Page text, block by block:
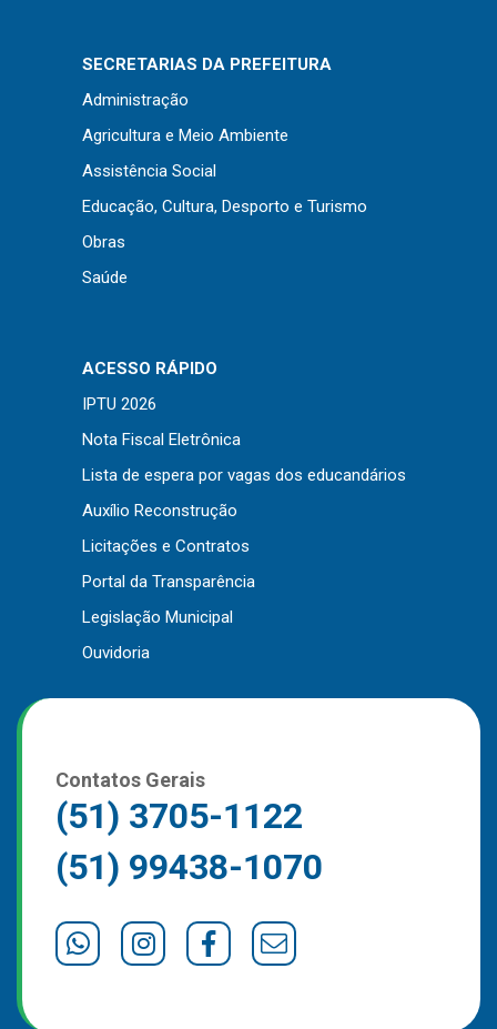
SECRETARIAS DA PREFEITURA
Administração
Agricultura e Meio Ambiente
Assistência Social
Educação, Cultura, Desporto e Turismo
Obras
Saúde
ACESSO RÁPIDO
IPTU 2026
Nota Fiscal Eletrônica
Lista de espera por vagas dos educandários
Auxílio Reconstrução
Licitações e Contratos
Portal da Transparência
Legislação Municipal
Ouvidoria
Contatos Gerais
(51) 3705-1122
(51) 99438-1070